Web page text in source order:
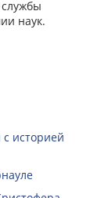
наук.
историей